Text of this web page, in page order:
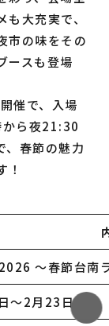
大充実で、
市の味をその
ースも登場
催で、入場
ら夜21:30
、春節の魅力
！
～春節台南
〜2月23日